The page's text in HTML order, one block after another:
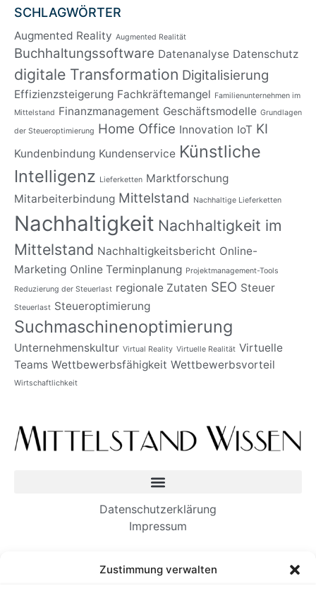
Zustimmung verwalten
SCHLAGWÖRTER
Augmented Reality Augmented Realität
Buchhaltungssoftware Datenanalyse Datenschutz
digitale Transformation Digitalisierung
Effizienzsteigerung Fachkräftemangel Familienunternehmen im
Mittelstand Finanzmanagement Geschäftsmodelle Grundlagen
der Steueroptimierung Home Office Innovation IoT KI
Kundenbindung Kundenservice Künstliche
Intelligenz Lieferketten Marktforschung
Mitarbeiterbindung Mittelstand Nachhaltige Lieferketten
Nachhaltigkeit Nachhaltigkeit im
Mittelstand Nachhaltigkeitsbericht Online-
Marketing Online Terminplanung Projektmanagement-Tools
Reduzierung der Steuerlast regionale Zutaten SEO Steuer
Steuerlast Steueroptimierung
Suchmaschinenoptimierung
Unternehmenskultur Virtual Reality Virtuelle Realität Virtuelle
Teams Wettbewerbsfähigkeit Wettbewerbsvorteil
Wirtschaftlichkeit
Datenschutzerklärung
Impressum